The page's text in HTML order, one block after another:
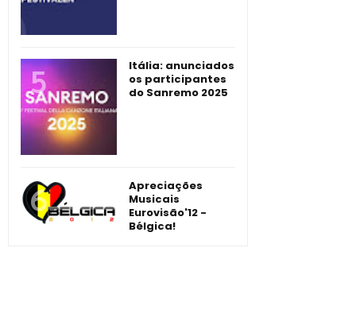
Itália: anunciados
os participantes
do Sanremo 2025
Apreciações
Musicais
Eurovisão'12 -
Bélgica!